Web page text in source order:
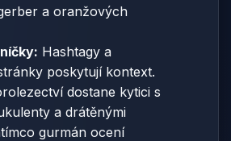
a oranžových
Hashtagy a
poskytují kontext.
dostane kytici s
a drátěnými
gurmán ocení